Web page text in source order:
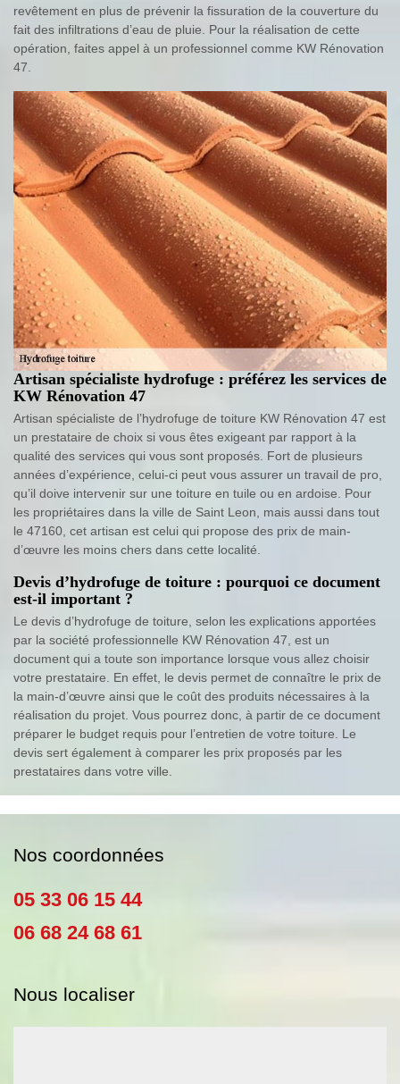
revêtement en plus de prévenir la fissuration de la couverture du
fait des infiltrations d’eau de pluie. Pour la réalisation de cette
opération, faites appel à un professionnel comme KW Rénovation
47.
Artisan spécialiste hydrofuge : préférez les services de
KW Rénovation 47
Artisan spécialiste de l’hydrofuge de toiture KW Rénovation 47 est
un prestataire de choix si vous êtes exigeant par rapport à la
qualité des services qui vous sont proposés. Fort de plusieurs
années d’expérience, celui-ci peut vous assurer un travail de pro,
qu’il doive intervenir sur une toiture en tuile ou en ardoise. Pour
les propriétaires dans la ville de Saint Leon, mais aussi dans tout
le 47160, cet artisan est celui qui propose des prix de main-
d’œuvre les moins chers dans cette localité.
Devis d’hydrofuge de toiture : pourquoi ce document
est-il important ?
Le devis d’hydrofuge de toiture, selon les explications apportées
par la société professionnelle KW Rénovation 47, est un
document qui a toute son importance lorsque vous allez choisir
votre prestataire. En effet, le devis permet de connaître le prix de
la main-d’œuvre ainsi que le coût des produits nécessaires à la
réalisation du projet. Vous pourrez donc, à partir de ce document
préparer le budget requis pour l’entretien de votre toiture. Le
devis sert également à comparer les prix proposés par les
prestataires dans votre ville.
Nos coordonnées
05 33 06 15 44
06 68 24 68 61
Nous localiser